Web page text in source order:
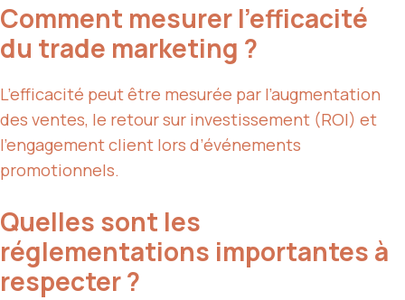
Comment mesurer l’efficacité
du trade marketing ?
L’efficacité peut être mesurée par l’augmentation
des ventes, le retour sur investissement (ROI) et
l’engagement client lors d’événements
promotionnels.
Quelles sont les
réglementations importantes à
respecter ?